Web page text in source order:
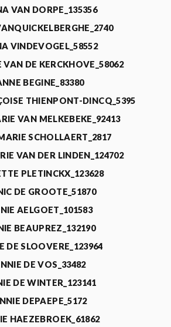
VAN DORPE_135356
VINDEVOGEL_58552
VAN DE KERCKHOVE_58062
BEGINE_83380
THIENPONT-DINCQ_5395
VAN MELKEBEKE_92413
SCHOLLAERT_2817
VAN DER LINDEN_124702
PLETINCKX_123628
DE GROOTE_51870
AELGOET_101583
BEAUPREZ_132190
DE SLOOVERE_123964
DE VOS_33482
DE WINTER_123141
DEPAEPE_5172
HAEZEBROEK_61862